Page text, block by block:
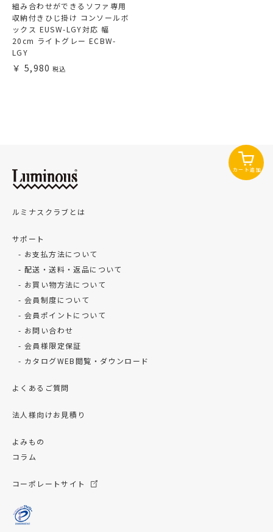
組み合わせができるソファ専用
収納付きひじ掛け コンソールボ
ックス EUSW-LGY対応 幅
20cm ライトグレー ECBW-
LGY
5,980
カート追加
ルミナスクラブとは
サポート
お支払方法について
配送・送料・返品について
お買い物方法について
会員制度について
会員ポイントについて
お問い合わせ
会員様限定保証
カタログWEB閲覧・ダウンロード
よくあるご質問
法人様向けお見積り
よみもの
コラム
コーポレートサイト